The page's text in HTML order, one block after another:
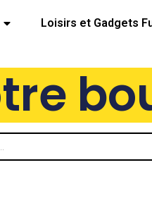
Loisirs et Gadgets